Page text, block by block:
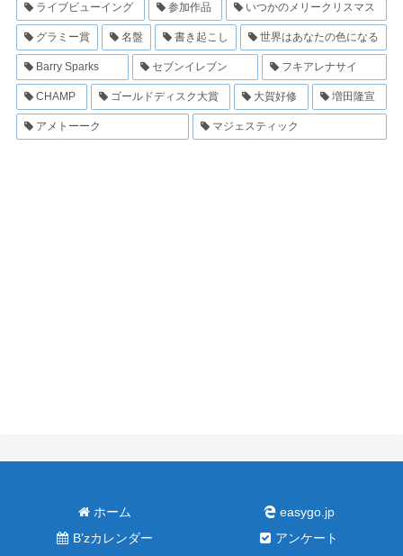
ライブビューイング 参加作品 いつかのメリークリスマス
グラミー賞 名盤 書き起こし 世界はあなたの色になる
Barry Sparks セブンイレブン フキアレナサイ
CHAMP ゴールドディスク大賞 大賀好修 増田隆宣
アメトーーク マジェスティック
ホーム
easygo.jp
B’zカレンダー
アンケート